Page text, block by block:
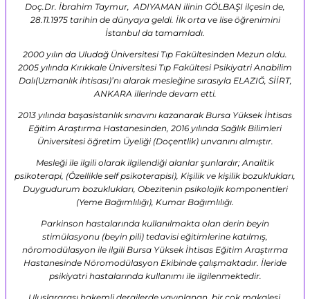
Doç.Dr. İbrahim Taymur, ADIYAMAN ilinin GÖLBAŞI ilçesin de,
28.11.1975 tarihin de dünyaya geldi. İlk orta ve lise öğrenimini
İstanbul da tamamladı.
2000 yılın da Uludağ Üniversitesi Tıp Fakültesinden Mezun oldu.
2005 yılında Kırıkkale Üniversitesi Tıp Fakültesi Psikiyatri Anabilim
Dalı(Uzmanlık ihtisası)’nı alarak mesleğine sırasıyla ELAZIĞ, SİİRT,
ANKARA illerinde devam etti.
2013 yılında başasistanlık sınavını kazanarak Bursa Yüksek İhtisas
Eğitim Araştırma Hastanesinden, 2016 yılında Sağlık Bilimleri
Üniversitesi öğretim Üyeliği (Doçentlik) unvanını almıştır.
Mesleği ile ilgili olarak ilgilendiği alanlar şunlardır; Analitik
psikoterapi, (Özellikle self psikoterapisi), Kişilik ve kişilik bozuklukları,
Duygudurum bozuklukları, Obezitenin psikolojik komponentleri
(Yeme Bağımlılığı), Kumar Bağımlılığı.
Parkinson hastalarında kullanılmakta olan derin beyin
stimülasyonu (beyin pili) tedavisi eğitimlerine katılmış,
nöromodülasyon ile ilgili Bursa Yüksek İhtisas Eğitim Araştırma
Hastanesinde Nöromodülasyon Ekibinde çalışmaktadır. İleride
psikiyatri hastalarında kullanımı ile ilgilenmektedir.